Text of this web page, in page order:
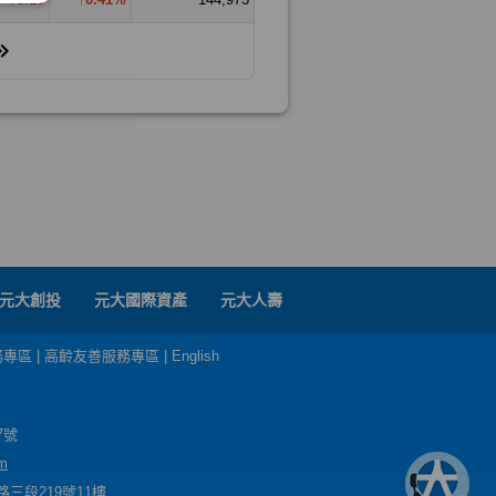
元大創投 元大國際資產 元大人壽
區 高齡友善服務專區 English
號
三段219號11樓